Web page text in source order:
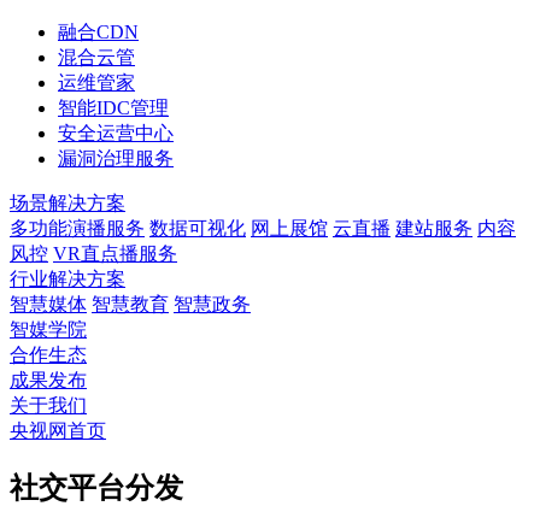
融合CDN
混合云管
运维管家
智能IDC管理
安全运营中心
漏洞治理服务
场景解决方案
多功能演播服务 数据可视化 网上展馆 云直播 建站服务 内容
风控 VR直点播服务
行业解决方案
智慧媒体 智慧教育 智慧政务
智媒学院
合作生态
成果发布
关于我们
央视网首页
社交平台分发